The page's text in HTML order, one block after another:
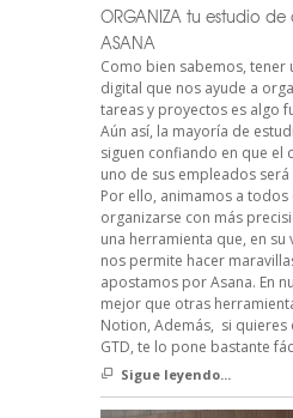
ORGANIZA tu estudio
ASANA
Como bien sabemos, tener
digital que nos ayude a
tareas y proyectos es algo
Aún así, la mayoría de
siguen confiando en que el
uno de sus empleados será
Por ello, animamos a
organizarse con más
una herramienta que, en su
nos permite hacer
apostamos por Asana. En
mejor que otras
Notion, Además, si quieres
GTD, te lo pone bastante
Sigue leyendo...